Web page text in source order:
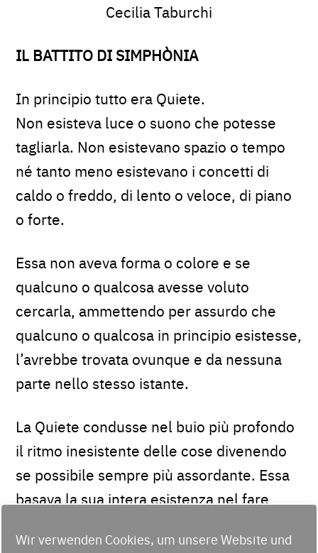
Wir verwenden Cookies, um unsere Website und
Cecilia Taburchi
IL BATTITO DI SIMPHÒNIA
In principio tutto era Quiete.
Non esisteva luce o suono che potesse
tagliarla. Non esistevano spazio o tempo
né tanto meno esistevano i concetti di
caldo o freddo, di lento o veloce, di piano
o forte.
Essa non aveva forma o colore e se
qualcuno o qualcosa avesse voluto
cercarla, ammettendo per assurdo che
qualcuno o qualcosa in principio esistesse,
l’avrebbe trovata ovunque e da nessuna
parte nello stesso istante.
La Quiete condusse nel buio più profondo
il ritmo inesistente delle cose divenendo
se possibile sempre più assordante. Essa
basava la sua intera esistenza nel fare